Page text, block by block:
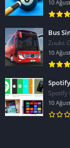
10
Bus
Zuuks
10
Spotify
10